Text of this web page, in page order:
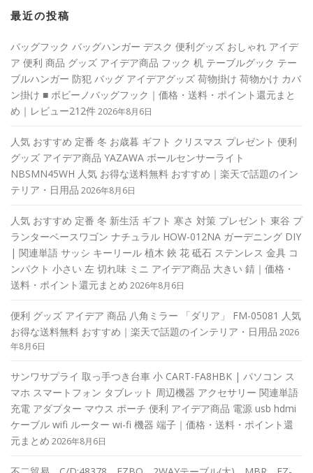
最近の投稿
バッグフック バッグハンガー デスク 便利グッズ おしゃれ アイデ
ア 便利 商品 グッズ アイデア商品 フック 机 テーブルグック テー
ブルハンガー 防犯 バッグ アイデアグッズ 荷物掛け 荷物かけ カバ
ン掛け ■ ボビーノバッグフック｜価格・送料・ポイント還元まと
め｜レビュー212件2026年8月6日
人気 おすすめ 定番 冬 お歳暮 ギフト クリスマス プレゼント 便利
グッズ アイデア商品 YAZAWA ボールセンサーライト
NBSMN45WH 人気 お得な送料無料 おすすめ｜楽天で話題のイン
テリア・日用品 2026年8月6日
人気 おすすめ 定番 冬 新生活 ギフト 寒さ 対策 プレゼント 東谷 プ
ランターベースワゴン ナチュラル HOW-012NA ガーデニング DIY
| 関連単語 サッシ キーリール 植木 鋏 花 砥石 ステンレス 金具 コ
ンパクト 小さい 左 切れ味 ミニ アイデア商品 大きい 錆｜価格・
送料・ポイント還元まとめ 2026年8月6日
便利 グッズ アイデア 商品 八角ミラー 「ダリア」 FM-05081 人気
お得な送料無料 おすすめ｜楽天で話題のインテリア・日用品 2026
年8月6日
サンワサプライ 取っ手つき台車 小 CART-FA8HBK | パソコン ス
マホ スマートフォン タブレット 周辺機器 アクセサリー 関連単語
充電 アダプター マウス ポーチ 便利 アイデア商品 電源 usb hdmi
ケーブル wifi ルーター wi-fi 機器 端子｜価格・送料・ポイント還
元まとめ 2026年8月6日